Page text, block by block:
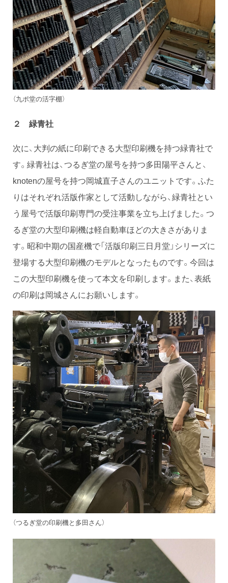
（九ポ堂の活字棚）
２ 緑青社
次に、大判の紙に印刷できる大型印刷機を持つ緑青社で
す。緑青社は、つるぎ堂の屋号を持つ多田陽平さんと、
knotenの屋号を持つ岡城直子さんのユニットです。ふた
りはそれぞれ活版作家として活動しながら、緑青社とい
う屋号で活版印刷専門の受注事業を立ち上げました。つ
るぎ堂の大型印刷機は軽自動車ほどの大きさがありま
す。昭和中期の国産機で「活版印刷三日月堂」シリーズに
登場する大型印刷機のモデルとなったものです。今回は
この大型印刷機を使って本文を印刷します。また、表紙
の印刷は岡城さんにお願いします。
（つるぎ堂の印刷機と多田さん）